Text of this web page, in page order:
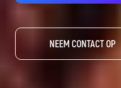
NEEM CONTACT OP